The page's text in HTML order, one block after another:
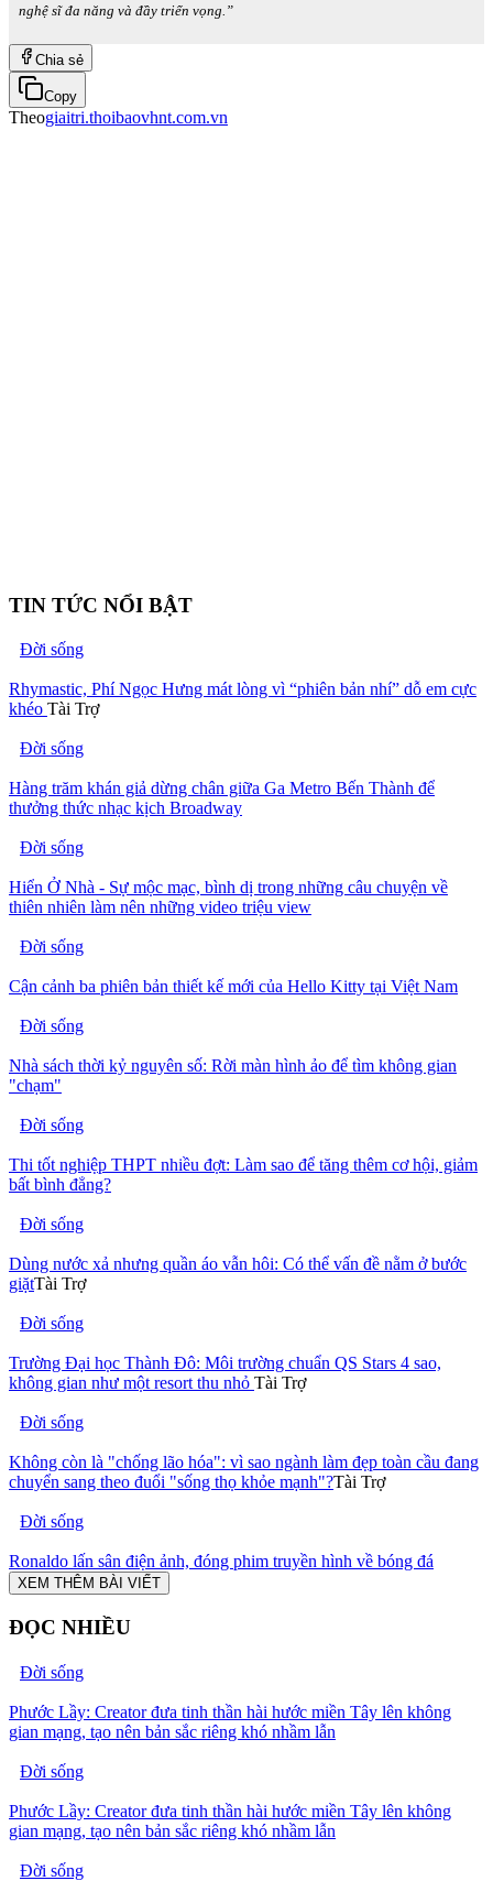
nghệ sĩ đa năng và đầy triển vọng.”
Chia sẻ
Copy
Theogiaitri.thoibaovhnt.com.vn
TIN TỨC NỔI BẬT
Đời sống
Rhymastic, Phí Ngọc Hưng mát lòng vì “phiên bản nhí” dỗ em cực
khéo Tài Trợ
Đời sống
Hàng trăm khán giả dừng chân giữa Ga Metro Bến Thành để
thưởng thức nhạc kịch Broadway
Đời sống
Hiển Ở Nhà - Sự mộc mạc, bình dị trong những câu chuyện về
thiên nhiên làm nên những video triệu view
Đời sống
Cận cảnh ba phiên bản thiết kế mới của Hello Kitty tại Việt Nam
Đời sống
Nhà sách thời kỷ nguyên số: Rời màn hình ảo để tìm không gian
"chạm"
Đời sống
Thi tốt nghiệp THPT nhiều đợt: Làm sao để tăng thêm cơ hội, giảm
bất bình đẳng?
Đời sống
Dùng nước xả nhưng quần áo vẫn hôi: Có thể vấn đề nằm ở bước
giặtTài Trợ
Đời sống
Trường Đại học Thành Đô: Môi trường chuẩn QS Stars 4 sao,
không gian như một resort thu nhỏ Tài Trợ
Đời sống
Không còn là "chống lão hóa": vì sao ngành làm đẹp toàn cầu đang
chuyển sang theo đuổi "sống thọ khỏe mạnh"?Tài Trợ
Đời sống
Ronaldo lấn sân điện ảnh, đóng phim truyền hình về bóng đá
XEM THÊM BÀI VIẾT
ĐỌC NHIỀU
Đời sống
Phước Lầy: Creator đưa tinh thần hài hước miền Tây lên không
gian mạng, tạo nên bản sắc riêng khó nhầm lẫn
Đời sống
Phước Lầy: Creator đưa tinh thần hài hước miền Tây lên không
gian mạng, tạo nên bản sắc riêng khó nhầm lẫn
Đời sống